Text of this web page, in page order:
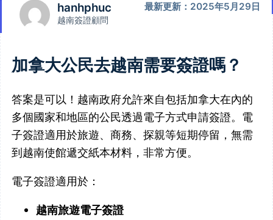
hanhphuc
越南簽證顧問
最新更新：2025年5月29日
加拿大公民去越南需要簽證嗎？
答案是可以！越南政府允許來自包括加拿大在內的
多個國家和地區的公民透過電子方式申請簽證。電
子簽證適用於旅遊、商務、探親等短期停留，無需
到越南使館遞交紙本材料，非常方便。
電子簽證適用於：
越南旅遊電子簽證